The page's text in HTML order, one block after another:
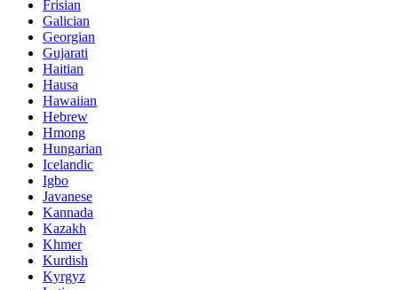
Frisian
Galician
Georgian
Gujarati
Haitian
Hausa
Hawaiian
Hebrew
Hmong
Hungarian
Icelandic
Igbo
Javanese
Kannada
Kazakh
Khmer
Kurdish
Kyrgyz